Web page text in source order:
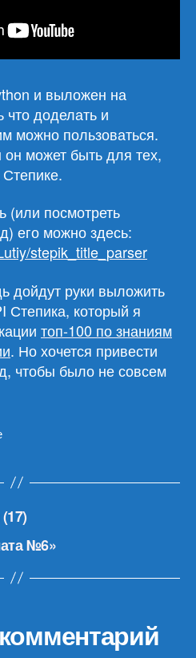
и выложен на
доделать и
можно пользоваться.
может быть для тех,
Степике.
(или посмотреть
его можно здесь:
stepik_title_parser
дойдут руки выложить
Степика, который я
топ-100 по знаниям
. Но хочется привести
чтобы было не совсем
№6»